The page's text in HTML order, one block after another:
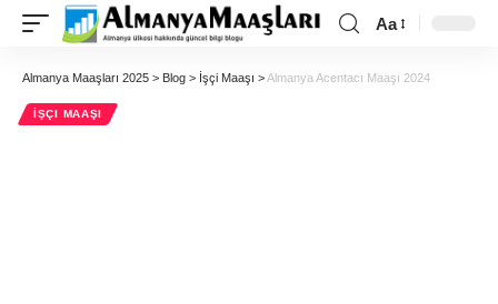
Aa
Almanya Maaşları 2025 > Blog > İşçi Maaşı >Almanya Acentacı Maaşı 2024
İŞÇI MAAŞI